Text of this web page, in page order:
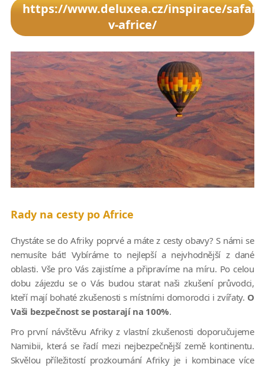
https://www.deluxea.cz/inspirace/safari-
v-africe/
Rady na cesty po Africe
Chystáte se do Afriky poprvé a máte z cesty obavy? S námi se
nemusíte bát! Vybíráme to nejlepší a nejvhodnější z dané
oblasti. Vše pro Vás zajistíme a připravíme na míru. Po celou
dobu zájezdu se o Vás budou starat naši zkušení průvodci,
kteří mají bohaté zkušenosti s místními domorodci i zvířaty. O
Vaši bezpečnost se postarají na 100%.
Pro první návštěvu Afriky z vlastní zkušenosti doporučujeme
Namibii, která se řadí mezi nejbezpečnější země kontinentu.
Skvělou příležitostí prozkoumání Afriky je i kombinace více